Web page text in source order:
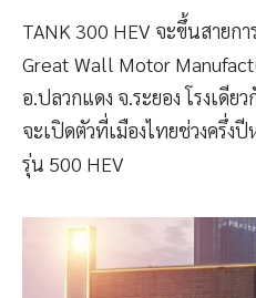
TANK 300 HEV จะขึ้นสายก
Great Wall Motor
อ.ปลวกแดง จ.ระยอง โรงเดีย
จะเปิดตัวที่เมืองไทยช่วงครึ่ง
รุ่น 500 HEV